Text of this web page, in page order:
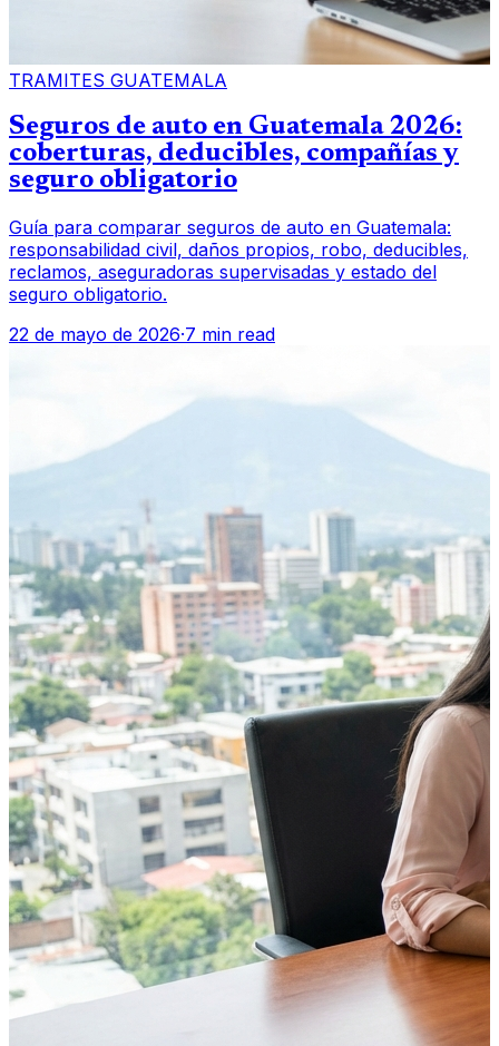
TRAMITES GUATEMALA
Seguros de auto en Guatemala 2026:
coberturas, deducibles, compañías y
seguro obligatorio
Guía para comparar seguros de auto en Guatemala:
responsabilidad civil, daños propios, robo, deducibles,
reclamos, aseguradoras supervisadas y estado del
seguro obligatorio.
22 de mayo de 2026·7 min read